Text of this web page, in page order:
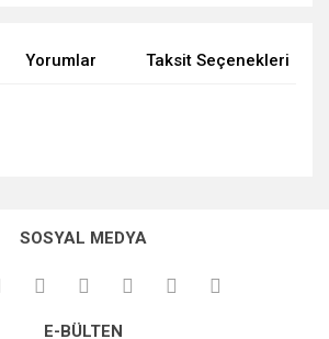
Yorumlar Taksit Seçenekleri
iletebilirsiniz.
için teşekkür ederiz.
eksik bilgiler bulunuyor.
SOSYAL MEDYA
E-BÜLTEN